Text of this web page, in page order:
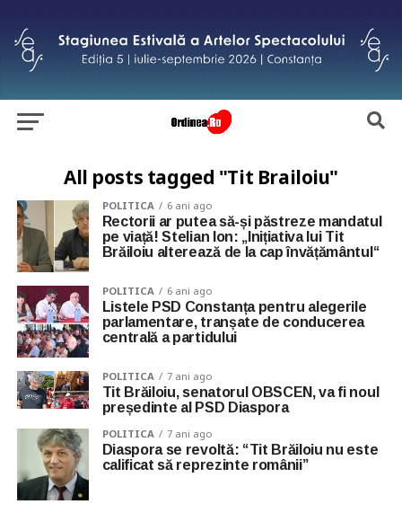
All posts tagged "Tit Brailoiu"
POLITICA 6 ani ago
Rectorii ar putea să-și păstreze mandatul
pe viață! Stelian Ion: „Inițiativa lui Tit
Brăiloiu alterează de la cap învățământul“
POLITICA 6 ani ago
Listele PSD Constanța pentru alegerile
parlamentare, tranșate de conducerea
centrală a partidului
POLITICA 7 ani ago
Tit Brăiloiu, senatorul OBSCEN, va fi noul
președinte al PSD Diaspora
POLITICA 7 ani ago
Diaspora se revoltă: “Tit Brăiloiu nu este
calificat să reprezinte românii”